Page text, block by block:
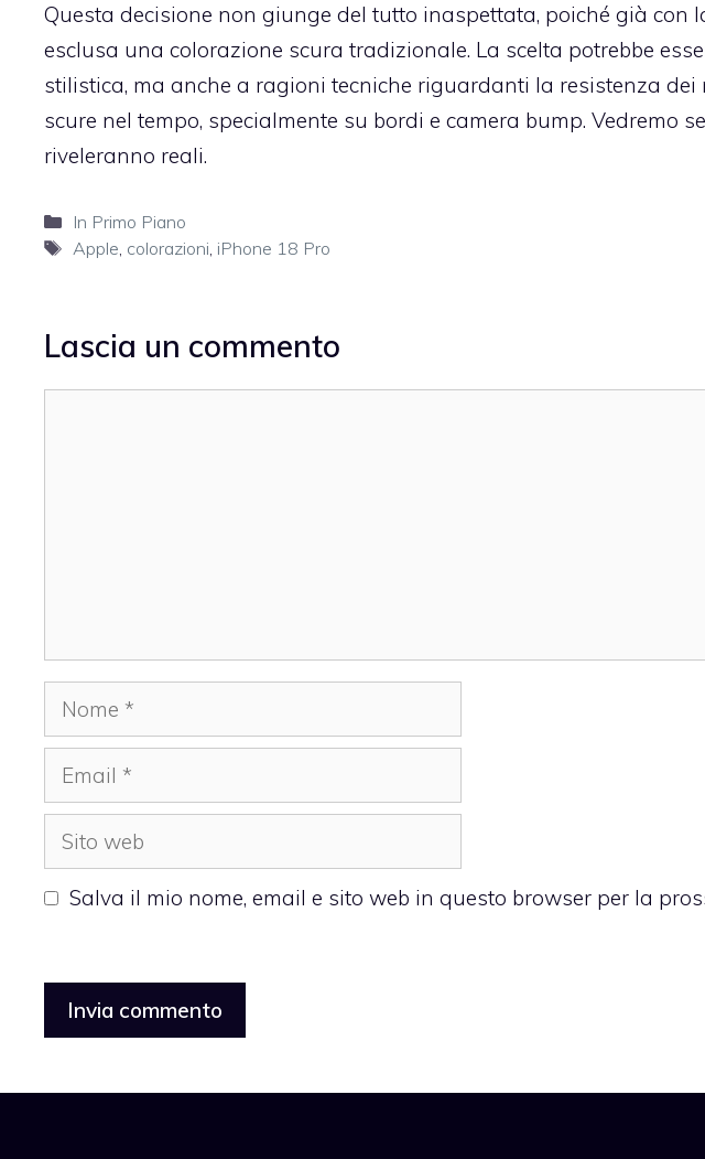
Questa decisione non giunge del tutto inaspettata, poiché già con
esclusa una colorazione scura tradizionale. La scelta potrebbe
stilistica, ma anche a ragioni tecniche riguardanti la resistenza
scure nel tempo, specialmente su bordi e camera bump. Vedremo
riveleranno reali.
Categorie
In Primo Piano
Tag
Apple, colorazioni, iPhone 18 Pro
Lascia un commento
Nome
Email
Sito
web
Salva il mio nome, email e sito web in questo browser per la